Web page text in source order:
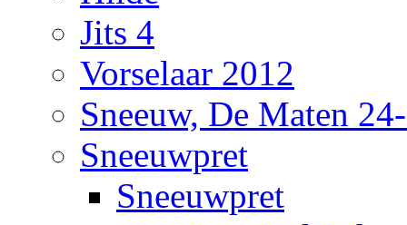
Jits 4
Vorselaar 2012
Sneeuw, De Maten
Sneeuwpret
Sneeuwpret